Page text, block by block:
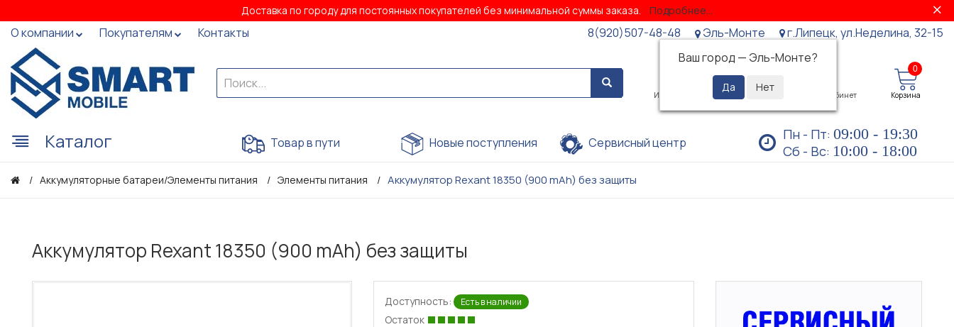
Доставка по городу для постоянных покупателей без минимальной суммы заказа. Подробнее...
О компании Покупателям Контакты 8(920)507-48-48
Эль-Монте
Ваш город — Эль-Монте?
г.Липецк, ул.Неделина, 32-15
Избранное Просмотренные Личный кабинет
0
Корзина
Каталог Товар в пути Новые поступления Сервисный центр Пн - Пт: 09:00 - 19:30
Сб - Вс: 10:00 - 18:00
Аккумуляторные батареи/Элементы питания Элементы питания Аккумулятор Rexant 18350 (900 mAh) без защиты
Аккумулятор Rexant 18350 (900 mAh) без защиты
Доступность: Есть в наличии
Остаток